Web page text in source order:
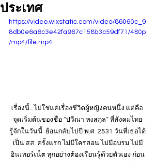
ประเทศ
https://video.wixstatic.com/video/86060c_9
8db0e6a6c3e42fa967c158b3c59df71/480p
/mp4/file.mp4
เรื่องนี้...ไม่ใช่แค่เรื่องชีวิตผู้หญิงคนหนึ่ง แต่คือ
จุดเริ่มต้นของชื่อ “ปวีณา หงสกุล” ที่สังคมไทย
รู้จักในวันนี้  ย้อนกลับไปปี พ.ศ. 2531 วันที่เธอได้
เป็น สส. ครั้งแรก ไม่มีใครสอน ไม่มีอบรม ไม่มี
อินเทอร์เน็ต ทุกอย่างต้องเรียนรู้ด้วยตัวเอง ก่อน